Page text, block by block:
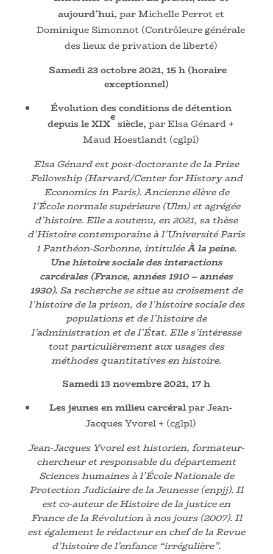
aujourd’hui, par Michelle Perrot et
Dominique Simonnot (Contrôleure générale
des lieux de privation de liberté)
Samedi 23 octobre 2021, 15 h (horaire
exceptionnel)
Évolution des conditions de détention
depuis le XIX
e
siècle,par Elsa Génard +
Maud Hoestlandt (cglpl)
Elsa Génard est post-doctorante de la Prize
Fellowship (Harvard/Center for History and
Economics in Paris). Ancienne élève de
l’École normale supérieure (Ulm) et agrégée
d’histoire. Elle a soutenu, en 2021, sa thèse
d’Histoire contemporaine à l’Université Paris
1 Panthéon-Sorbonne, intituléeÀ la peine.
Une histoire sociale des interactions
carcérales (France, années 1910 – années
1930). Sa recherche se situe au croisement de
l’histoire de la prison, de l’histoire sociale des
populations et de l’histoire de
l’administration et de l’État. Elle s’intéresse
tout particulièrement aux usages des
méthodes quantitatives en histoire.
Samedi 13 novembre 2021, 17 h
Les jeunes en milieu carcéralpar Jean-
Jacques Yvorel + (cglpl)
Jean-Jacques Yvorel est historien, formateur-
chercheur et responsable du département
Sciences humaines à l’École Nationale de
Protection Judiciaire de la Jeunesse (enpjj). Il
est co-auteur de Histoire de la justice en
France de la Révolution à nos jours (2007). Il
est également le rédacteur en chef de la Revue
d’histoire de l’enfance “irrégulière”.